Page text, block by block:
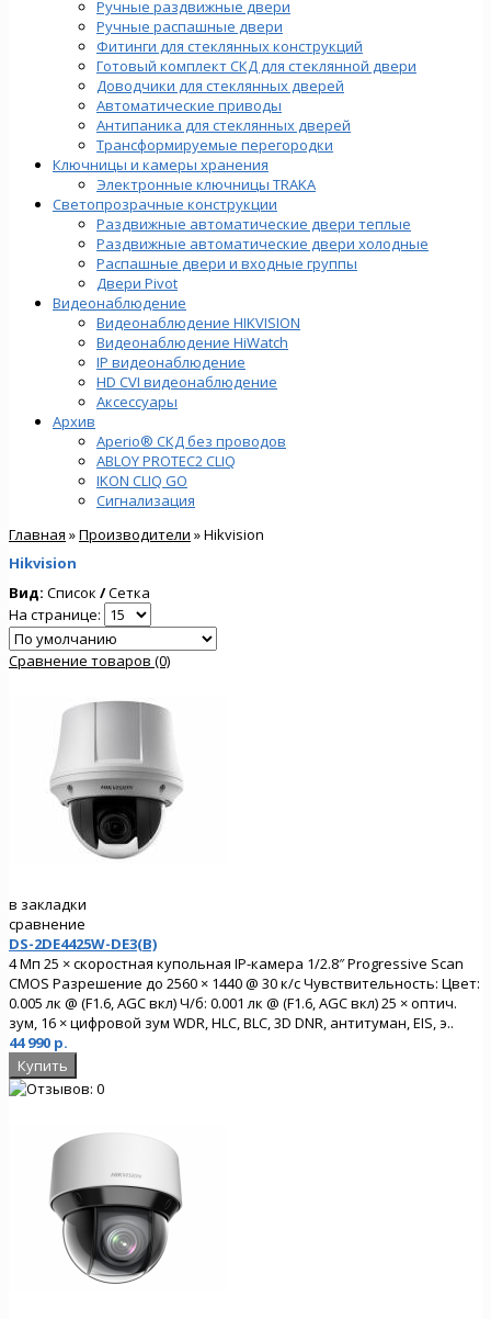
Ручные раздвижные двери
Ручные распашные двери
Фитинги для стеклянных конструкций
Готовый комплект СКД для стеклянной двери
Доводчики для стеклянных дверей
Автоматические приводы
Антипаника для стеклянных дверей
Трансформируемые перегородки
Ключницы и камеры хранения
Электронные ключницы TRAKA
Светопрозрачные конструкции
Раздвижные автоматические двери теплые
Раздвижные автоматические двери холодные
Распашные двери и входные группы
Двери Pivot
Видеонаблюдение
Видеонаблюдение HIKVISION
Видеонаблюдение HiWatch
IP видеонаблюдение
HD CVI видеонаблюдение
Аксессуары
Архив
Aperio® СКД без проводов
ABLOY PROTEC2 CLIQ
IKON CLIQ GO
Сигнализация
Главная »Производители » Hikvision
Hikvision
Вид: Список /Сетка
На странице:
Сравнение товаров (0)
в закладки
сравнение
DS-2DE4425W-DE3(B)
4 Мп 25 × скоростная купольная IP-камера 1/2.8″ Progressive Scan
CMOS Разрешение до 2560 × 1440 @ 30 к/с Чувствительность: Цвет:
0.005 лк @ (F1.6, AGC вкл) Ч/б: 0.001 лк @ (F1.6, AGC вкл) 25 × оптич.
зум, 16 × цифровой зум WDR, HLC, BLC, 3D DNR, антитуман, EIS, э..
44 990 р.